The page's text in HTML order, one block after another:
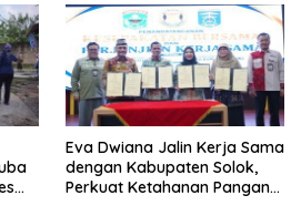
Eva Dwiana Jalin Kerja Sama
dengan Kabupaten Solok,
Perkuat Ketahanan Pangan